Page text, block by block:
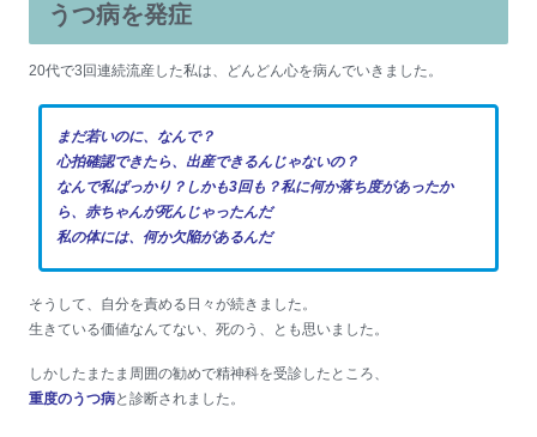
うつ病を発症
20代で3回連続流産した私は、どんどん心を病んでいきました。
まだ若いのに、なんで？
心拍確認できたら、出産できるんじゃないの？
なんで私ばっかり？しかも3回も？私に何か落ち度があったか
ら、赤ちゃんが死んじゃったんだ
私の体には、何か欠陥があるんだ
そうして、自分を責める日々が続きました。
生きている価値なんてない、死のう、とも思いました。
しかしたまたま周囲の勧めで精神科を受診したところ、
重度のうつ病と診断されました。